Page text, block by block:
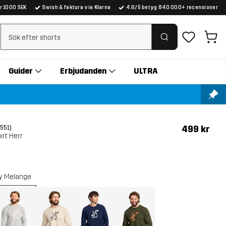
1000 SEK Swish & faktura via Klarna 4.6/5 betyg 840 000+ recensioner
Rensa sök
Guider Erbjudanden ULTRA
Herr
499 kr
Melange